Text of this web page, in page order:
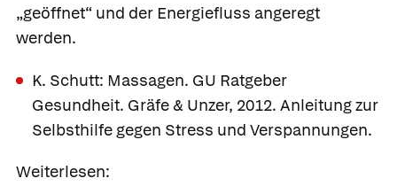
„geöffnet“ und der Energiefluss angeregt
werden.
K. Schutt: Massagen. GU Ratgeber
Gesundheit. Gräfe & Unzer, 2012. Anleitung zur
Selbsthilfe gegen Stress und Verspannungen.
Weiterlesen: